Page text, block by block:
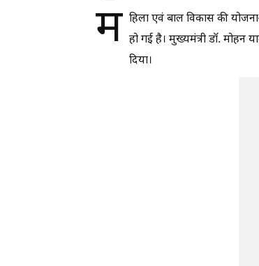
म हिला एवं बाल विकास की
हो गई है। मुख्यमंत्री डॉ. मोहन
दिया।